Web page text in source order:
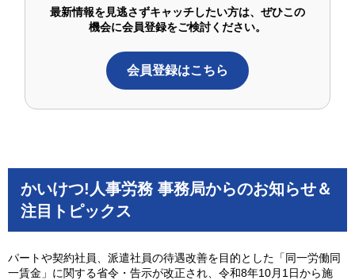
最新情報を見逃さずキャッチしたい方は、ぜひこの
機会に会員登録をご検討ください。
会員登録はこちら
かいけつ!人事労務 事務局からのお知らせ＆
注目トピックス
パートや契約社員、派遣社員の待遇改善を目的とした「同一労働同
一賃金」に関する省令・告示が改正され、令和8年10月1日から施